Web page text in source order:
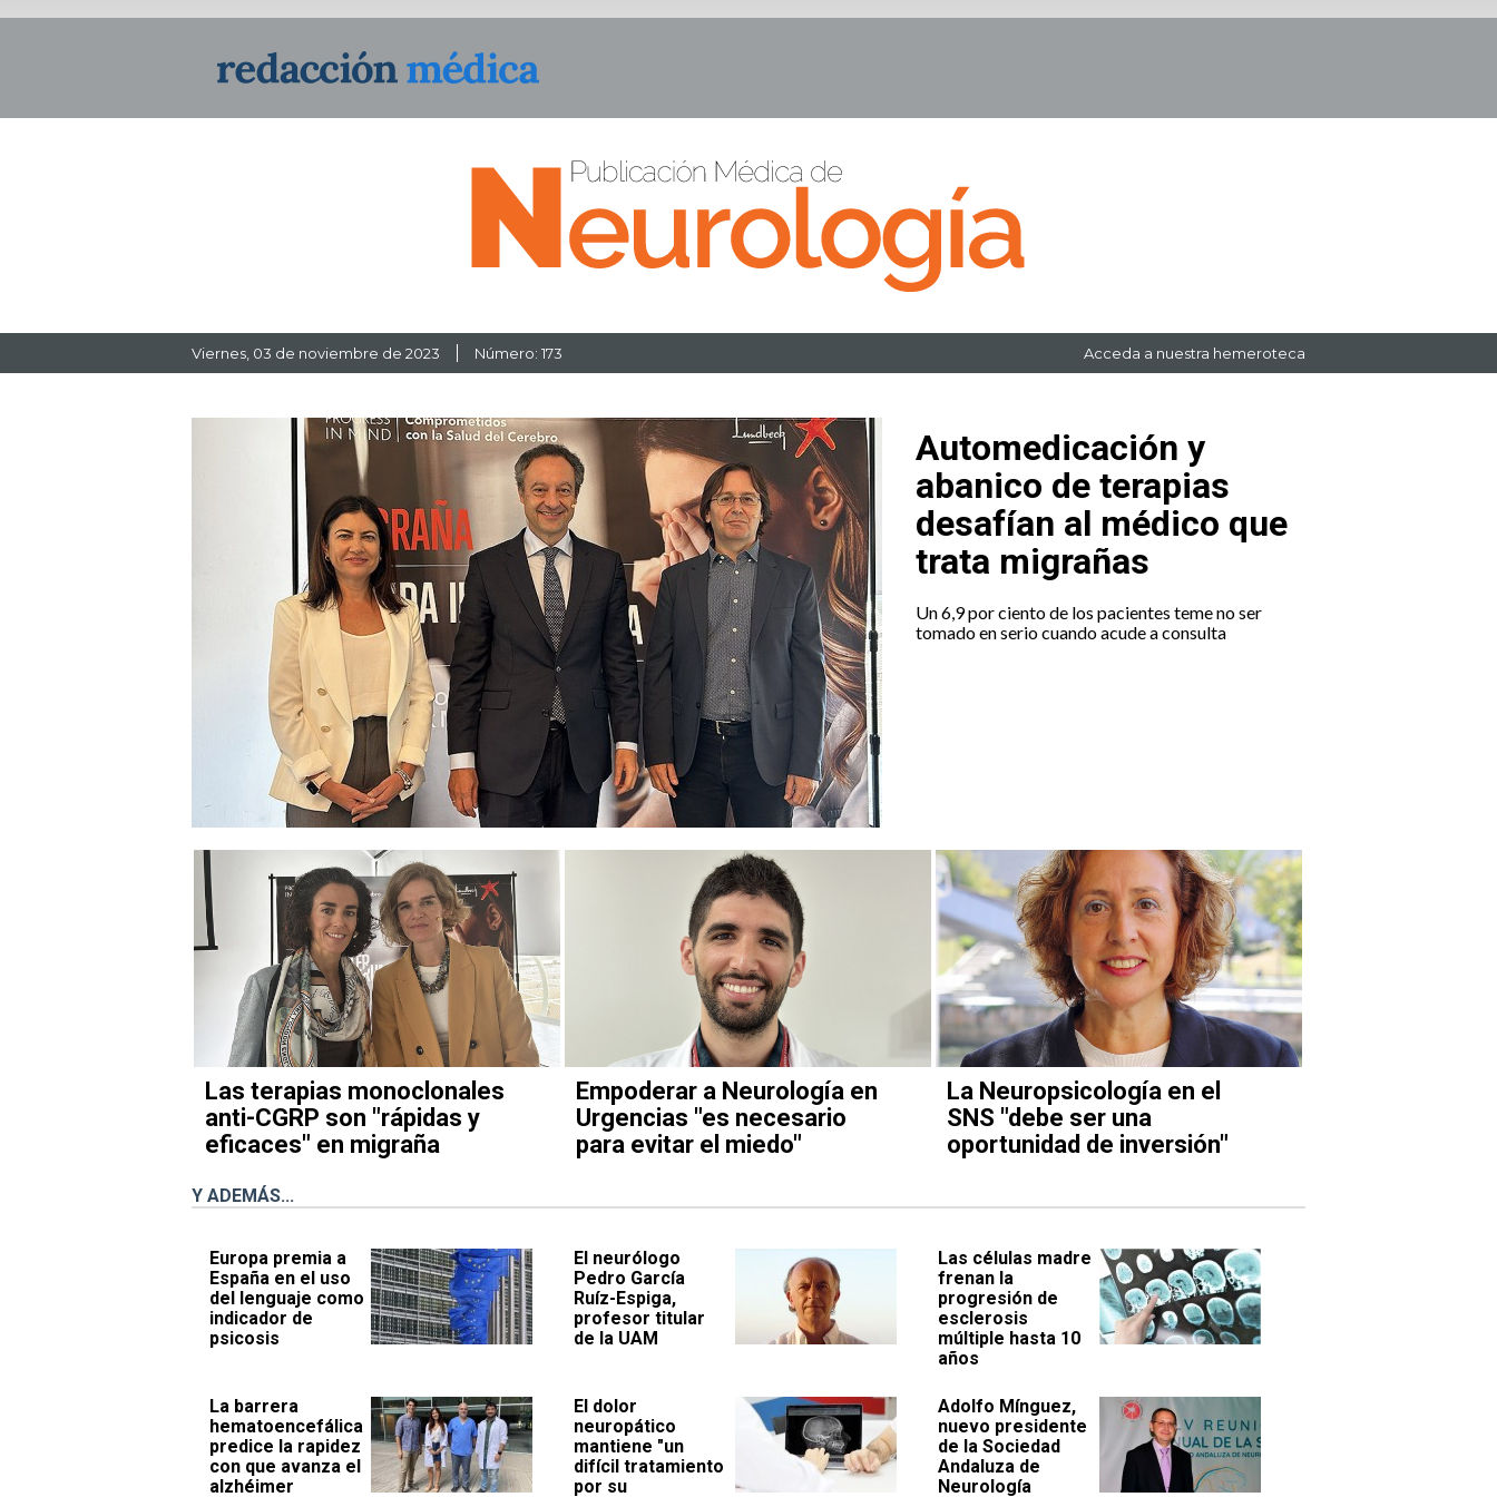
Viernes , 03 de noviembre de 2023 Número: 173 Acceda a nuestra hemeroteca
Automedicación y
abanico de terapias
desafían al médico que
trata migrañas
Un 6,9 por ciento de los pacientes teme no ser
tomado en serio cuando acude a consulta
Las terapias monoclonales
anti-CGRP son "rápidas y
eficaces" en migraña
Empoderar a Neurología en
Urgencias "es necesario
para evitar el miedo"
La Neuropsicología en el
SNS "debe ser una
oportunidad de inversión"
Y ADEMÁS...
Europa premia a
España en el uso
del lenguaje como
indicador de
psicosis
El neurólogo
Pedro García
Ruíz-Espiga,
profesor titular
de la UAM
Las células madre
frenan la
progresión de
esclerosis
múltiple hasta 10
años
La barrera
hematoencefálica
predice la rapidez
con que avanza el
alzhéimer
El dolor
neuropático
mantiene "un
difícil tratamiento
por su
Adolfo Mínguez,
nuevo presidente
de la Sociedad
Andaluza de
Neurología